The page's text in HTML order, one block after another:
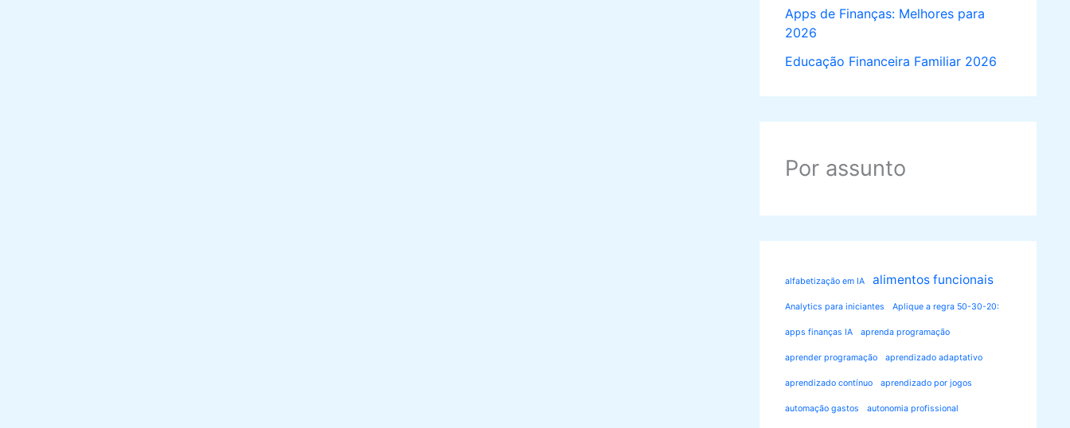
Apps de Finanças: Melhores para
2026
Educação Financeira Familiar 2026
Por assunto
alfabetização em IA alimentos funcionais
Analytics para iniciantes Aplique a regra 50-30-20:
apps finanças IA aprenda programação
aprender programação aprendizado adaptativo
aprendizado contínuo aprendizado por jogos
automação gastos autonomia profissional